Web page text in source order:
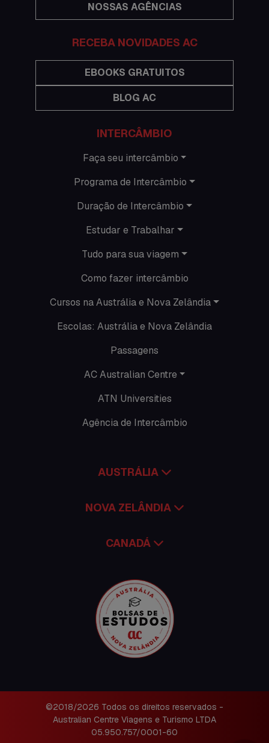
Histórias de intercâmbio
Hospedagem
Imigração Austrália
Informações gerais
Intercâmbio de férias
Minhas histórias na Austrália
Nova Zelândia
O que acontece na AC
Passeios
Promoções
Time Lapses
NOSSAS AGÊNCIAS
RECEBA NOVIDADES AC
EBOOKS GRATUITOS
BLOG AC
INTERCÂMBIO
Faça seu intercâmbio
Programa de Intercâmbio
Duração de Intercâmbio
Estudar e Trabalhar
Tudo para sua viagem
Como fazer intercâmbio
Cursos na Austrália e Nova Zelândia
Escolas: Austrália e Nova Zelândia
Passagens
AC Australian Centre
ATN Universities
Agência de Intercâmbio
AUSTRÁLIA
NOVA ZELÂNDIA
CANADÁ
©2018/2026 Todos os direitos reservados -
Australian Centre Viagens e Turismo LTDA
05.950.757/0001-60